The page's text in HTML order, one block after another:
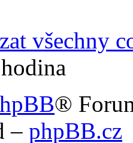
všechny
®
– phpBB.cz